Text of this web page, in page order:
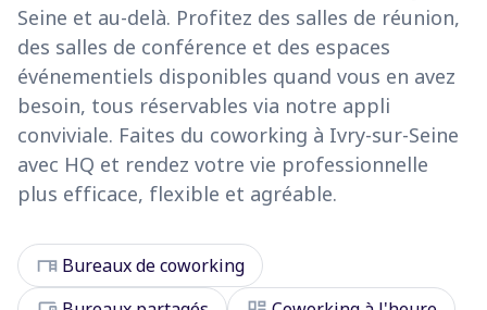
Seine et au-delà. Profitez des salles de réunion,
des salles de conférence et des espaces
événementiels disponibles quand vous en avez
besoin, tous réservables via notre appli
conviviale. Faites du coworking à Ivry-sur-Seine
avec HQ et rendez votre vie professionnelle
plus efficace, flexible et agréable.
desk Bureaux de coworking